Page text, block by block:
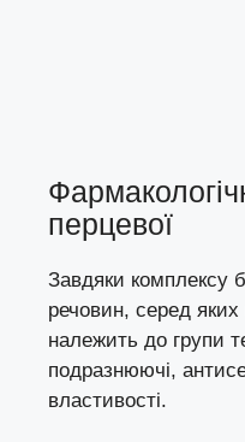
перцевої
Завдяки комплексу
речовин, серед
належить до групи
подразнюючі,
властивості.